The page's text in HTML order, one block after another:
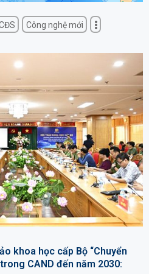
Công nghệ mới
khoa học cấp Bộ “Chuyển
CAND đến năm 2030: